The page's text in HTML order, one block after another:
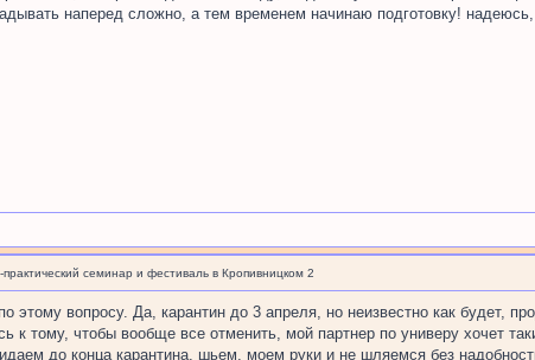
наперед сложно, а тем временем начинаю подготовку!
семинар и фестиваль в Кропивницком 2
этому вопросу. Да, карантин до 3 апреля, но неизвестно как будет,
к тому, чтобы вообще все отменить, мой партнер по универу хочет
до конца карантина, шьем, моем руки и не шляемся без